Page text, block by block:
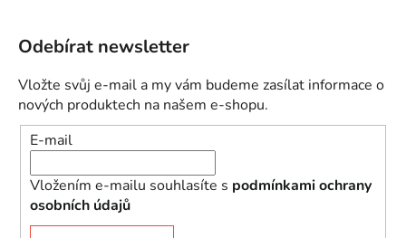
Odebírat newsletter
Vložte svůj e-mail a my vám budeme zasílat informace o
nových produktech na našem e-shopu.
E-mail
Vložením e-mailu souhlasíte s podmínkami ochrany
osobních údajů